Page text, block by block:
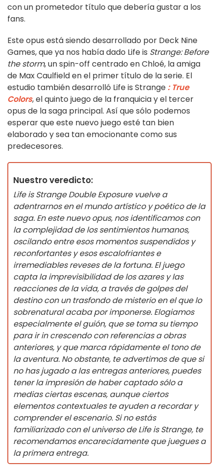
con un prometedor título que debería gustar a los
fans.
Este opus está siendo desarrollado por Deck Nine
Games, que ya nos había dado Life is Strange: Before
the storm, un spin-off centrado en Chloé, la amiga
de Max Caulfield en el primer título de la serie. El
estudio también desarrolló Life is Strange : True
Colors, el quinto juego de la franquicia y el tercer
opus de la saga principal. Así que sólo podemos
esperar que este nuevo juego esté tan bien
elaborado y sea tan emocionante como sus
predecesores.
Nuestro veredicto:
Life is Strange Double Exposure vuelve a
adentrarnos en el mundo artístico y poético de la
saga. En este nuevo opus, nos identificamos con
la complejidad de los sentimientos humanos,
oscilando entre esos momentos suspendidos y
reconfortantes y esos escalofriantes e
irremediables reveses de la fortuna. El juego
capta la imprevisibilidad de los azares y las
reacciones de la vida, a través de golpes del
destino con un trasfondo de misterio en el que lo
sobrenatural acaba por imponerse. Elogiamos
especialmente el guión, que se toma su tiempo
para ir in crescendo con referencias a obras
anteriores, y que marca rápidamente el tono de
la aventura. No obstante, te advertimos de que si
no has jugado a las entregas anteriores, puedes
tener la impresión de haber captado sólo a
medias ciertas escenas, aunque ciertos
elementos contextuales te ayuden a recordar y
comprender el escenario. Si no estás
familiarizado con el universo de Life is Strange, te
recomendamos encarecidamente que juegues a
la primera entrega.